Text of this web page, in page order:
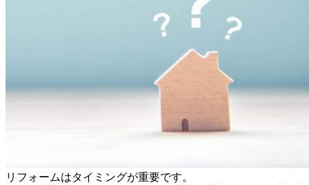
リフォームはタイミングが重要です。